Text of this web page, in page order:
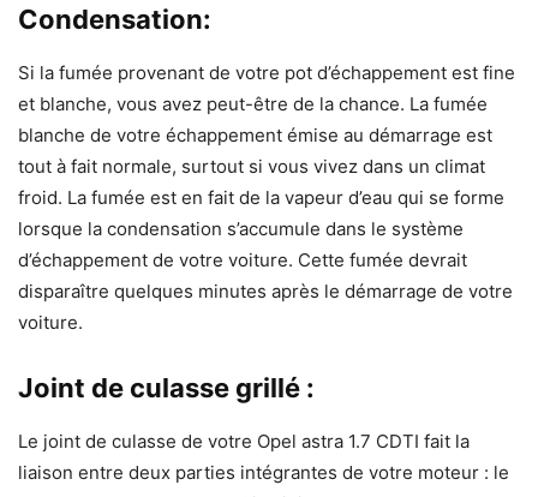
Condensation:
Si la fumée provenant de votre pot d’échappement est fine
et blanche, vous avez peut-être de la chance. La fumée
blanche de votre échappement émise au démarrage est
tout à fait normale, surtout si vous vivez dans un climat
froid. La fumée est en fait de la vapeur d’eau qui se forme
lorsque la condensation s’accumule dans le système
d’échappement de votre voiture. Cette fumée devrait
disparaître quelques minutes après le démarrage de votre
voiture.
Joint de culasse grillé :
Le joint de culasse de votre Opel astra 1.7 CDTI fait la
liaison entre deux parties intégrantes de votre moteur : le